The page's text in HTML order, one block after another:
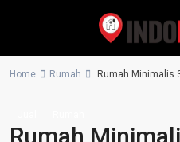
Home Rumah Rumah Minimalis
Rumah